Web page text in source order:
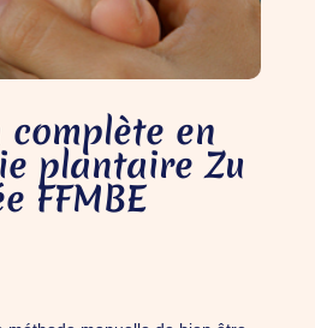
en
plantaire Zu
FFMBE